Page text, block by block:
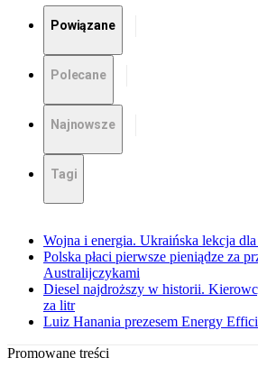
Powiązane
Polecane
Najnowsze
Tagi
Wojna i energia. Ukraińska lekcja
Polska płaci pierwsze pieniądze za
Australijczykami
Diesel najdroższy w historii.
za litr
Luiz Hanania prezesem Energy
Promowane treści